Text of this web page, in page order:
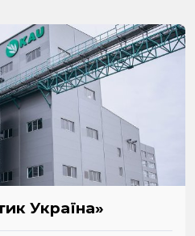
Україна»